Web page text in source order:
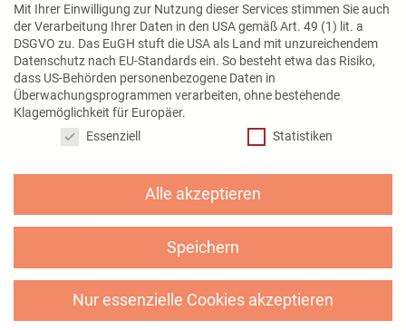
Mein Angebot
Social Media Services
Instagram Marketing
Netzwerke
Mit Ihrer Einwilligung zur Nutzung dieser Services stimmen Sie auch
der Verarbeitung Ihrer Daten in den USA gemäß Art. 49 (1) lit. a
DSGVO zu. Das EuGH stuft die USA als Land mit unzureichendem
Datenschutz nach EU-Standards ein. So besteht etwa das Risiko,
dass US-Behörden personenbezogene Daten in
Überwachungsprogrammen verarbeiten, ohne bestehende
Klagemöglichkeit für Europäer.
Datenschutzeinstellungen
Essenziell
Statistiken
Alle akzeptieren
Speichern
Nur essenzielle Cookies akzeptieren